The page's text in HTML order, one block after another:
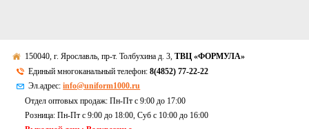
150040, г. Ярославль, пр-т. Толбухина д. 3,ТВЦ «ФОРМУЛА»
Единый многоканальный телефон:8(4852) 77-22-22
Эл.адрес:info@uniform1000.ru
Отдел оптовых продаж: Пн-Пт с 9:00 до 17:00
Розница: Пн-Пт с 9:00 до 18:00, Суб c 10:00 до 16:00